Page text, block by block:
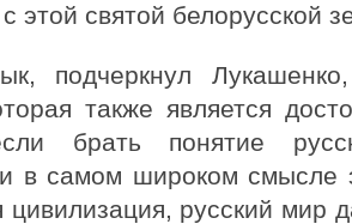
этой святой белорусской
подчеркнул
также является
брать понятие
в самом широком смысле
русский мир